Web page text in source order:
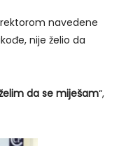
navedene
nije želio da
da se miješam“,